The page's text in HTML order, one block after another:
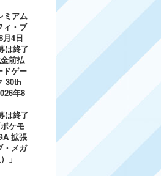
ミアム
ィ・ブ
月4日
は終了
前払
ドゲー
30th
年8
は終了
ケモ
拡張
・メガ
」